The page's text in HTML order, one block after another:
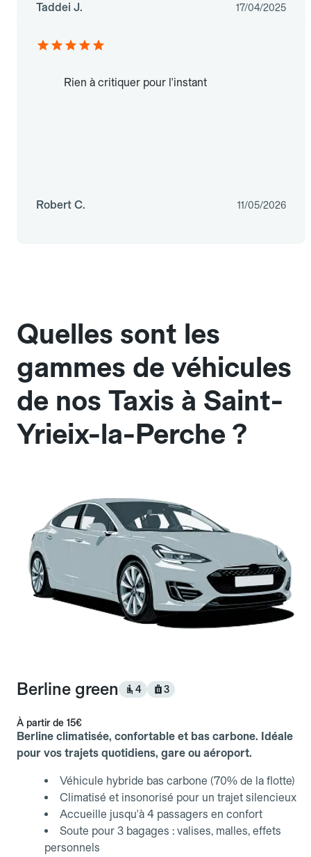
Taddei J. 17/04/2025
Rien à critiquer pour l'instant
Robert C. 11/05/2026
Quelles sont les
gammes de véhicules
de nos Taxis à Saint-
Yrieix-la-Perche ?
Berline green 4 3
À partir de 15€
Berline climatisée, confortable et bas carbone. Idéale
pour vos trajets quotidiens, gare ou aéroport.
Véhicule hybride bas carbone (70% de la flotte)
Climatisé et insonorisé pour un trajet silencieux
Accueille jusqu'à 4 passagers en confort
Soute pour 3 bagages : valises, malles, effets
personnels